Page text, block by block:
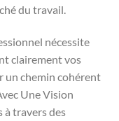
du travail.
nécessite
clairement vos
un chemin cohérent
Une Vision
à travers des